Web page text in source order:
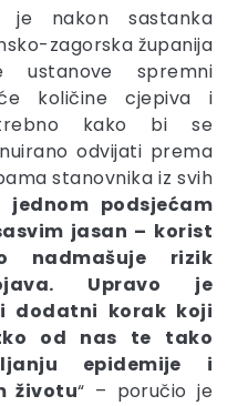
je nakon sastanka
zagorska županija
ustanove spremni
količine cjepiva i
kako bi se
odvijati prema
stanovnika iz svih
jednom podsjećam
jasan – korist
nadmašuje rizik
Upravo je
dodatni korak koji
od nas te tako
epidemije i
životu“ – poručio je